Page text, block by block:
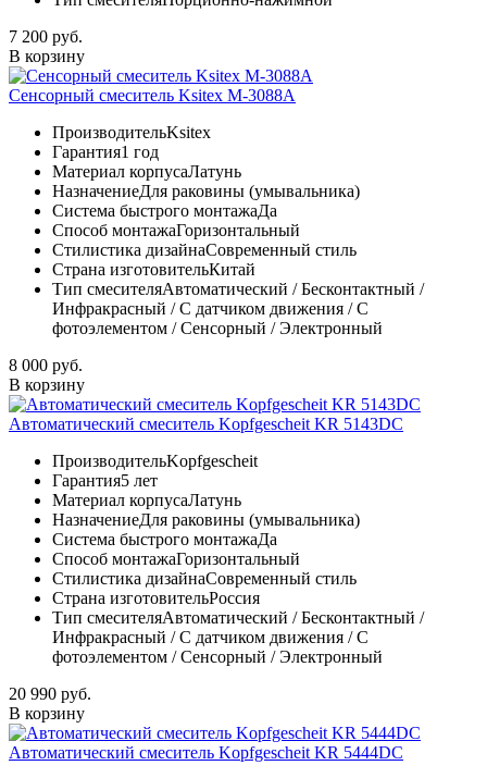
7 200 руб.
В корзину
Сенсорный смеситель Ksitex М-3088A
ПроизводительKsitex
Гарантия1 год
Материал корпусаЛатунь
НазначениеДля раковины (умывальника)
Система быстрого монтажаДа
Способ монтажаГоризонтальный
Стилистика дизайнаСовременный стиль
Страна изготовительКитай
Тип смесителяАвтоматический / Бесконтактный /
Инфракрасный / С датчиком движения / С
фотоэлементом / Сенсорный / Электронный
8 000 руб.
В корзину
Автоматический смеситель Kopfgescheit KR 5143DC
ПроизводительKopfgescheit
Гарантия5 лет
Материал корпусаЛатунь
НазначениеДля раковины (умывальника)
Система быстрого монтажаДа
Способ монтажаГоризонтальный
Стилистика дизайнаСовременный стиль
Страна изготовительРоссия
Тип смесителяАвтоматический / Бесконтактный /
Инфракрасный / С датчиком движения / С
фотоэлементом / Сенсорный / Электронный
20 990 руб.
В корзину
Автоматический смеситель Kopfgescheit KR 5444DC